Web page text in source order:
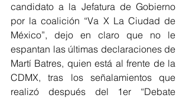
candidato a la Jefatura de Gobierno
por la coalición “Va X La Ciudad de
México”, dejo en claro que no le
espantan las últimas declaraciones de
Martí Batres, quien está al frente de la
CDMX, tras los señalamientos que
realizó después del 1er “Debate